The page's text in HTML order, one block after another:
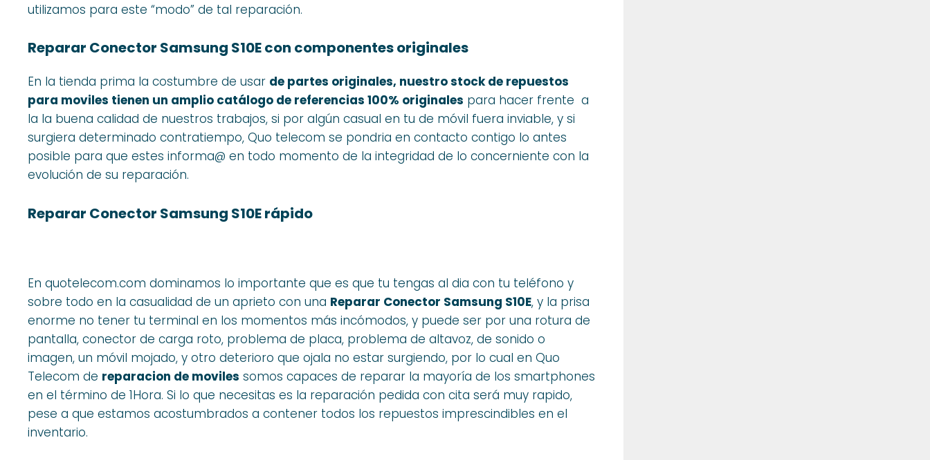
utilizamos para este “modo” de tal reparación.
Reparar Conector Samsung S10E con componentes originales
En la tienda prima la costumbre de usar de partes originales, nuestro stock de repuestos
para moviles tienen un amplio catálogo de referencias 100% originales para hacer frente a
la la buena calidad de nuestros trabajos, si por algún casual en tu de móvil fuera inviable, y si
surgiera determinado contratiempo, Quo telecom se pondria en contacto contigo lo antes
posible para que estes informa@ en todo momento de la integridad de lo concerniente con la
evolución de su reparación.
Reparar Conector Samsung S10E rápido
En quotelecom.com dominamos lo importante que es que tu tengas al dia con tu teléfono y
sobre todo en la casualidad de un aprieto con una Reparar Conector Samsung S10E, y la prisa
enorme no tener tu terminal en los momentos más incómodos, y puede ser por una rotura de
pantalla, conector de carga roto, problema de placa, problema de altavoz, de sonido o
imagen, un móvil mojado, y otro deterioro que ojala no estar surgiendo, por lo cual en Quo
Telecom de reparacion de moviles somos capaces de reparar la mayoría de los smartphones
en el término de 1Hora. Si lo que necesitas es la reparación pedida con cita será muy rapido,
pese a que estamos acostumbrados a contener todos los repuestos imprescindibles en el
inventario.